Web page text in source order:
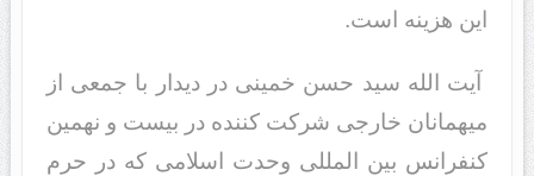
این هزینه است.
آیت الله سید حسن خمینی در دیدار با جمعی از
میهمانان خارجی شرکت کننده در بیست و نهمین
کنفرانس بین المللی وحدت اسلامی که در حرم